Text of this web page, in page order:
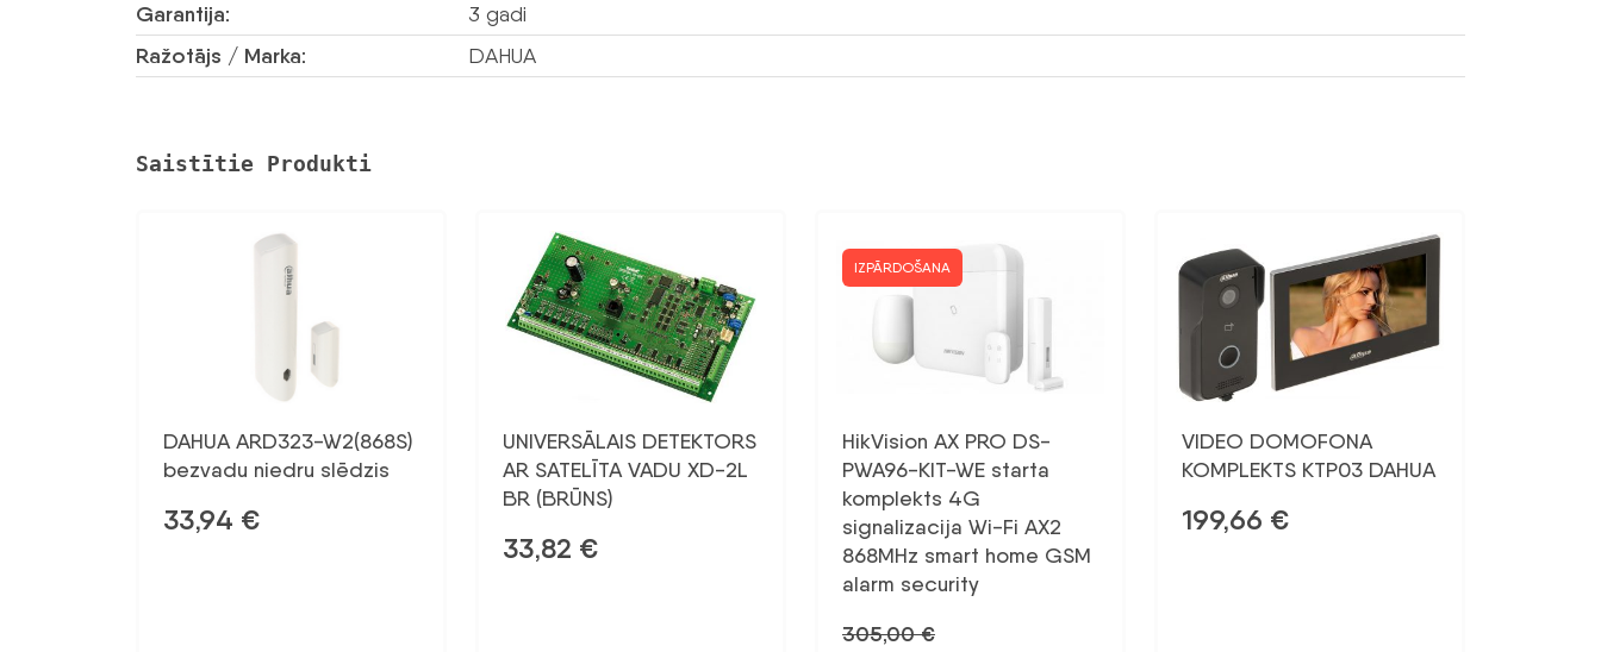
Garantija: 3 gadi
Ražotājs / Marka: DAHUA
Saistītie Produkti
DAHUA ARD323-W2(868S)
bezvadu niedru slēdzis
33,94 €
UNIVERSĀLAIS DETEKTORS
AR SATELĪTA VADU XD-2L
BR (BRŪNS)
33,82 €
IZPĀRDOŠANA
HikVision AX PRO DS-
PWA96-KIT-WE starta
komplekts 4G
signalizacija Wi-Fi AX2
868MHz smart home GSM
alarm security
305,00€
VIDEO DOMOFONA
KOMPLEKTS KTP03 DAHUA
199,66 €